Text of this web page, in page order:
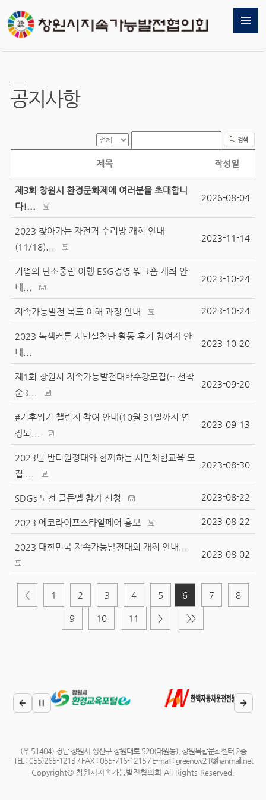
공지사항
제목 작성일
제3회 창원시 환경문화제에 여러분을 초대합니
다!...
2026-08-04
2023 찾아가는 자전거 수리방 개최 안내
(11/18)...
2023-11-14
기업의 탄소중립 이행 ESG경영 워크숍 개최 안
내...
2023-10-24
지속가능발전 목표 이해 과정 안내 2023-10-24
2023 녹색커튼 시민실천단 활동 후기 참여자 안
내...
2023-10-20
제1회 창원시 지속가능발전대학수강모집(~ 선착
순3...
2023-09-20
#기후위기 챌린지 참여 안내(10월 31일까지 연
장되...
2023-09-13
2023년 반디원정대와 함께하는 시민체험교육 모
집 ...
2023-08-30
SDGs 도전 골든벨 참가 신청 2023-08-22
2023 에코라이프스타일페어 홍보 2023-08-22
2023 대한민국 지속가능발전대회 개최 안내...
2023-08-02
< 1 2 3 4 5 6 7 8
9 10 11 > >>
(우 51404) 경남 창원시 성산구 창원대로 520(대원동), 창원복합문화센터 2층
TEL : 055)265-1213 / FAX : 055-716-1215 / E-mail : greencw21@hanmail.net
Copyright© 창원시지속가능발전협의회 All Rights Reserved.